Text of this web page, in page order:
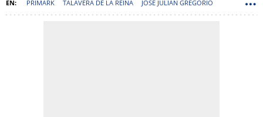
PRIMARK TALAVERA DE LA REINA JOSÉ JULIÁN GREGORIO